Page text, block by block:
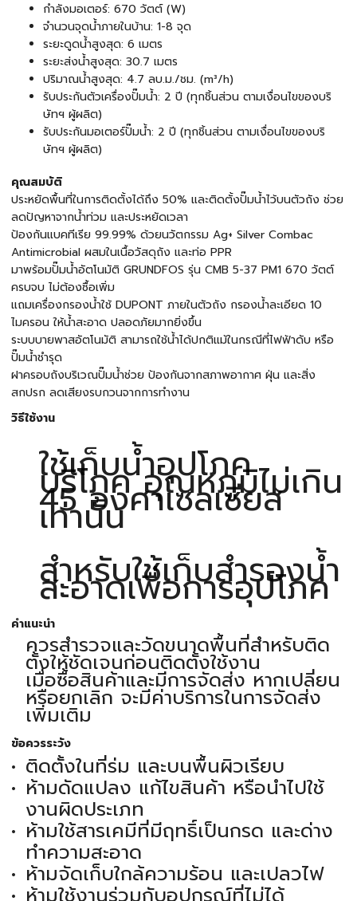
กำลังมอเตอร์: 670 วัตต์ (W)
จำนวนจุดน้ำภายในบ้าน: 1-8 จุด
ระยะดูดน้ำสูงสุด: 6 เมตร
ระยะส่งน้ำสูงสุด: 30.7 เมตร
ปริมาณน้ำสูงสุด: 4.7 ลบ.ม./ชม. (m³/h)
รับประกันตัวเครื่องปั๊มน้ำ: 2 ปี (ทุกชิ้นส่วน ตามเงื่อนไขของบริ
ษัทฯ ผู้ผลิต)
รับประกันมอเตอร์ปั๊มน้ำ: 2 ปี (ทุกชิ้นส่วน ตามเงื่อนไขของบริ
ษัทฯ ผู้ผลิต)
คุณสมบัติ
ประหยัดพื้นที่ในการติดตั้งได้ถึง 50% และติดตั้งปั๊มน้ำไว้บนตัวถัง ช่วย
ลดปัญหาจากน้ำท่วม และประหยัดเวลา
ป้องกันแบคทีเรีย 99.99% ด้วยนวัตกรรม Ag+ Silver Combac
Antimicrobial ผสมในเนื้อวัสดุถัง และท่อ PPR
มาพร้อมปั๊มน้ำอัตโนมัติ GRUNDFOS รุ่น CMB 5-37 PM1 670 วัตต์
ครบจบ ไม่ต้องซื้อเพิ่ม
แถมเครื่องกรองน้ำใช้ DUPONT ภายในตัวถัง กรองน้ำละเอียด 10
ไมครอน ให้น้ำสะอาด ปลอดภัยมากยิ่งขึ้น
ระบบบายพาสอัตโนมัติ สามารถใช้น้ำได้ปกติแม้ในกรณีที่ไฟฟ้าดับ หรือ
ปั๊มน้ำชำรุด
ฝาครอบถังบริเวณปั๊มน้ำช่วย ป้องกันจากสภาพอากาศ ฝุ่น และสิ่ง
สกปรก ลดเสียงรบกวนจากการทำงาน
วิธีใช้งาน
ใช้เก็บน้ำอุปโภค
บริโภค อุณหภูมิไม่เกิน
45 องศาเซลเซียส
เท่านั้น
สำหรับใช้เก็บสำรองน้ำ
สะอาดเพื่อการอุปโภค
คำแนะนำ
ควรสำรวจและวัดขนาดพื้นที่สำหรับติด
ตั้งให้ชัดเจนก่อนติดตั้งใช้งาน
เมื่อซื้อสินค้าและมีการจัดส่ง หากเปลี่ยน
หรือยกเลิก จะมีค่าบริการในการจัดส่ง
เพิ่มเติม
ข้อควรระวัง
ติดตั้งในที่ร่ม และบนพื้นผิวเรียบ
ห้ามดัดแปลง แก้ไขสินค้า หรือนำไปใช้
งานผิดประเภท
ห้ามใช้สารเคมีที่มีฤทธิ์เป็นกรด และด่าง
ทำความสะอาด
ห้ามจัดเก็บใกล้ความร้อน และเปลวไฟ